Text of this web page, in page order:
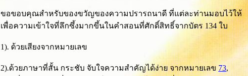
ขอขอบคุณสำหรับของขวัญของความปรารถนาดี ที่แต่ละท่านมอบไว้ให้
เพื่อความเข้าใจที่ลึกซึ้งมากขึ้นในคำสอนที่ศักดิ์สิทธิ์จากบัตร 134 ใบ
1). ด้วยเสียงจากหมายเลข
2).ด้วยภาษาที่สั้น กระชับ จับใจความสำคัญได้ง่าย จากหมายเลข 73,